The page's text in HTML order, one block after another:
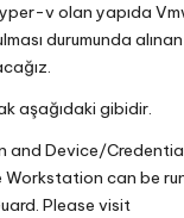
v olan yapıda
durumunda
aşağıdaki gibidir.
and Device/
Workstation can be
Please visit